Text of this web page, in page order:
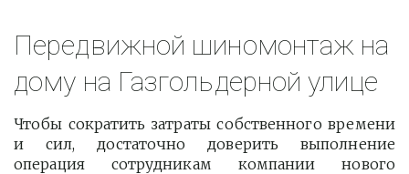
Передвижной шиномонтаж на
дому на Газгольдерной улице
Чтобы сократить затраты собственного времени
и сил, достаточно доверить выполнение
операция сотрудникам компании нового